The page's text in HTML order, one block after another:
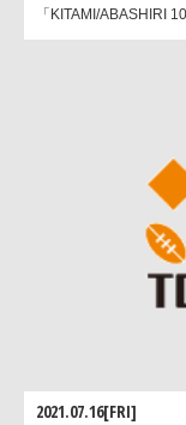
「KITAMI/ABASHIRI
2021.07.16[FRI]